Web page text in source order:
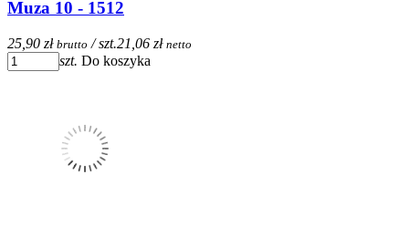
Muza 10 - 1512
25,90 zł brutto / szt.21,06 zł netto
szt. Do koszyka